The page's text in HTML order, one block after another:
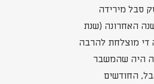
סבל מירידה
האחרונה (שנת
די מוצלחת להרבה
היה שהמשבר
החודשים